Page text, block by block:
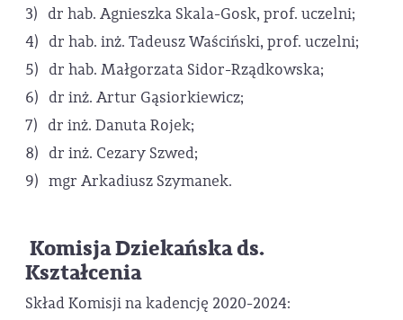
3) dr hab. Agnieszka Skala-Gosk, prof. uczelni;
4) dr hab. inż. Tadeusz Waściński, prof. uczelni;
5) dr hab. Małgorzata Sidor-Rządkowska;
6) dr inż. Artur Gąsiorkiewicz;
7) dr inż. Danuta Rojek;
8) dr inż. Cezary Szwed;
9) mgr Arkadiusz Szymanek.
Komisja Dziekańska ds.
Kształcenia
Skład Komisji na kadencję 2020-2024: